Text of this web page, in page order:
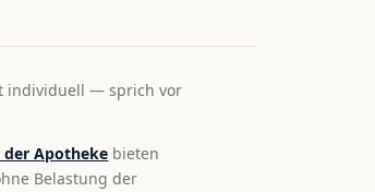
individuell — sprich vor
der Apotheke bieten
Belastung der